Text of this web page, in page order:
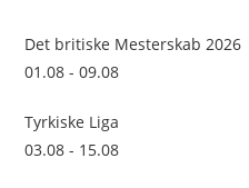
Det britiske Mesterskab 2026
01.08 - 09.08
Tyrkiske Liga
03.08 - 15.08